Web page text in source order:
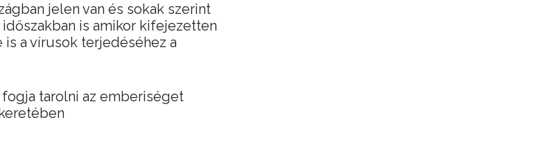
jelen van és sokak szerint
is amikor kifejezetten
a vírusok terjedéséhez a
tarolni az emberiséget